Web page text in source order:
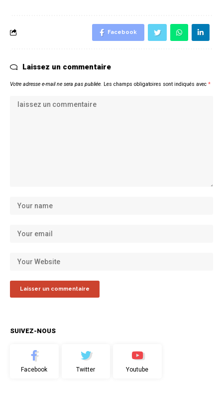
Facebook
Laissez un commentaire
Votre adresse e-mail ne sera pas publiée. Les champs obligatoires sont indiqués avec *
SUIVEZ-NOUS
Facebook Twitter Youtube